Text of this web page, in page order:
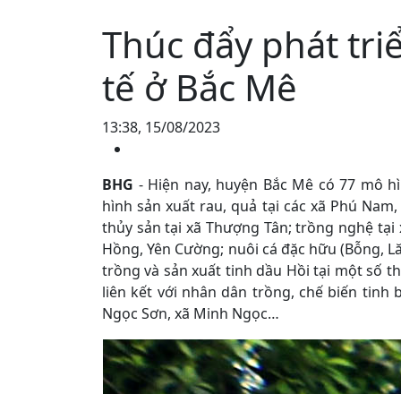
Thúc đẩy phát
tế ở Bắc Mê
13:38, 15/08/2023
BHG - Hiện nay, huyện Bắc Mê có 77 mô
hình sản xuất rau, quả tại các xã Phú
thủy sản tại xã Thượng Tân; trồng nghệ
Hồng, Yên Cường; nuôi cá đặc hữu (Bỗng,
trồng và sản xuất tinh dầu Hồi tại một số
liên kết với nhân dân trồng, chế biến tinh
Ngọc Sơn, xã Minh Ngọc…